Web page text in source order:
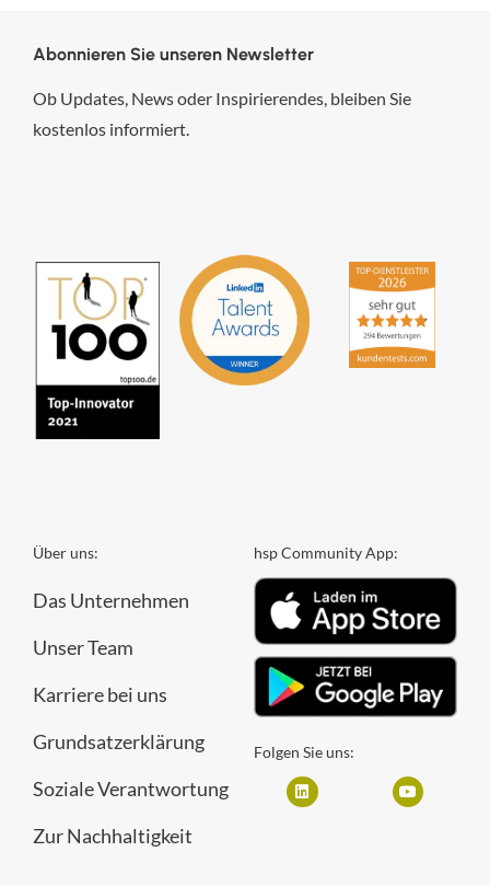
Abonnieren Sie unseren Newsletter
Ob Updates, News oder Inspirierendes, bleiben Sie
kostenlos informiert.
Über uns:
Das Unternehmen
Unser Team
Karriere bei uns
Grundsatzerklärung
Soziale Verantwortung
Zur Nachhaltigkeit
hsp Community App:
Folgen Sie uns: